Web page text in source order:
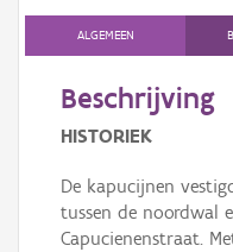
ALGEMEEN
Beschrijving
HISTORIEK
De kapucijnen
tussen de noordwal
Capucienenstraat.